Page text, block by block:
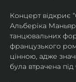
Концерт відкриє
Альберіка
танцювальних
французького
цінною, адже
була втрачена